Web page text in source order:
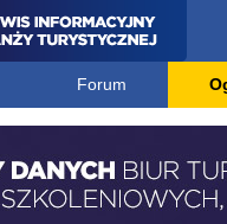
Forum